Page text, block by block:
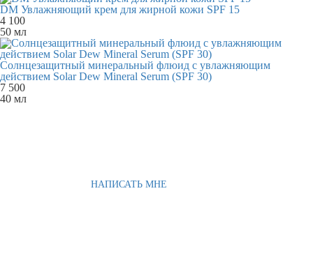
DM Увлажняющий крем для жирной кожи SPF 15
4 100
50 мл
Солнцезащитный минеральный флюид с увлажняющим
действием Solar Dew Mineral Serum (SPF 30)
7 500
40 мл
НАПИСАТЬ МНЕ